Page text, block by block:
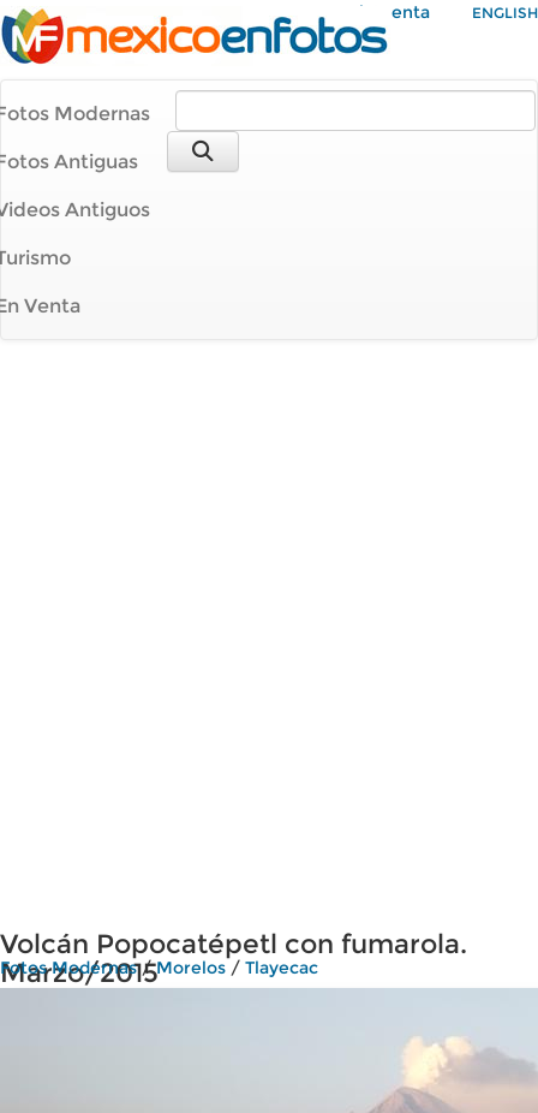
Mi Cuenta ENGLISH
Modernas
Antiguas
Antiguos
Venta
Volcán Popocatépetl con fumarola.
Marzo/2015
Fotos Modernas/Morelos / Tlayecac